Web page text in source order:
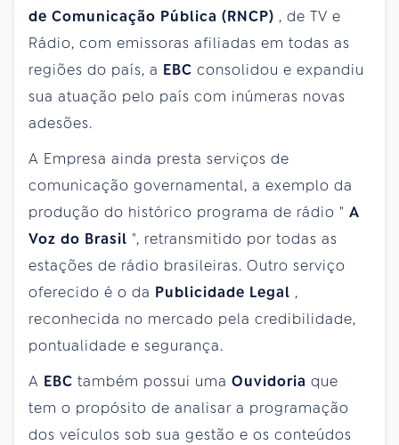
de Comunicação Pública (RNCP) , de TV e
Rádio, com emissoras afiliadas em todas as
regiões do país, a EBC consolidou e expandiu
sua atuação pelo país com inúmeras novas
adesões.
A Empresa ainda presta serviços de
comunicação governamental, a exemplo da
produção do histórico programa de rádio " A
Voz do Brasil ", retransmitido por todas as
estações de rádio brasileiras. Outro serviço
oferecido é o da Publicidade Legal ,
reconhecida no mercado pela credibilidade,
pontualidade e segurança.
A EBC também possui uma Ouvidoria que
tem o propósito de analisar a programação
dos veículos sob sua gestão e os conteúdos